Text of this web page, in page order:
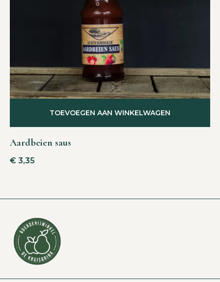
Aardbeien saus
€ 3,35
TOEVOEGEN AAN WINKELWAGEN